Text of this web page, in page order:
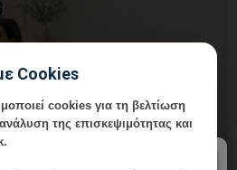
Cookies
cookies για τη βελτίωση
της επισκεψιμότητας και